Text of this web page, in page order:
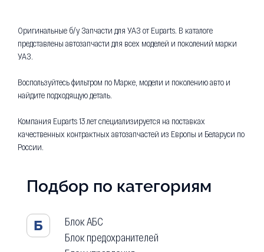
Оригинальные б/у Запчасти для УАЗ от Euparts. В каталоге
представлены автозапчасти для всех моделей и поколений марки
УАЗ.
Воспользуйтесь фильтром по Марке, модели и поколению авто и
найдите подходящую деталь.
Компания Euparts 13 лет специализируется на поставках
качественных контрактных автозапчастей из Европы и Беларуси по
России.
Подбор по категориям
Б
Блок АБС
Блок предохранителей